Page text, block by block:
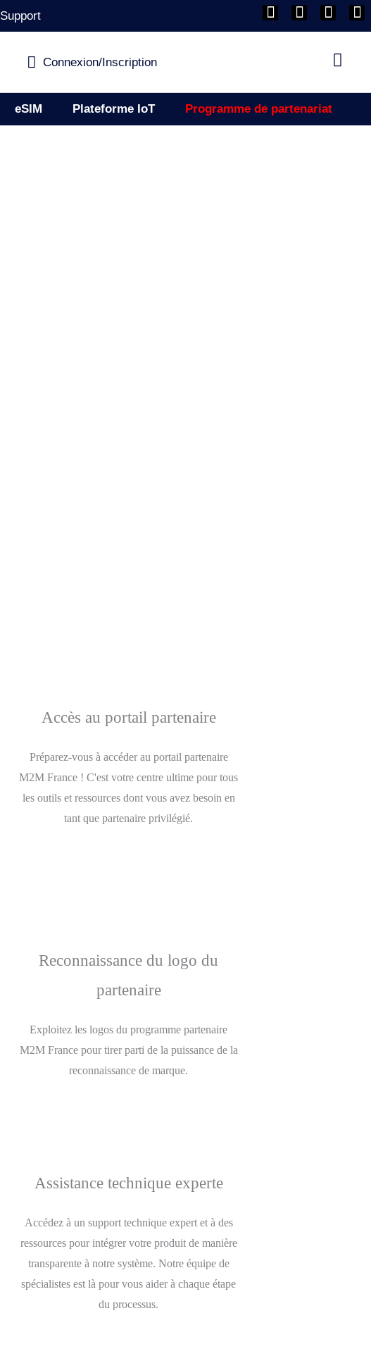
Support
Connexion/Inscription
eSIM Plateforme IoT Programme de partenariat
Accès au portail partenaire
Préparez-vous à accéder au portail partenaire
M2M France ! C'est votre centre ultime pour tous
les outils et ressources dont vous avez besoin en
tant que partenaire privilégié.
Reconnaissance du logo du
partenaire
Exploitez les logos du programme partenaire
M2M France pour tirer parti de la puissance de la
reconnaissance de marque.
Assistance technique experte
Accédez à un support technique expert et à des
ressources pour intégrer votre produit de manière
transparente à notre système. Notre équipe de
spécialistes est là pour vous aider à chaque étape
du processus.